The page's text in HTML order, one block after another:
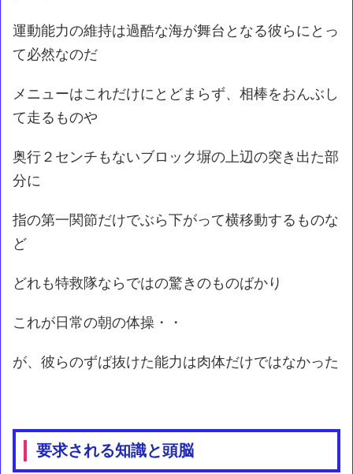
運動能力の維持は過酷な海が舞台となる彼らにとっ
て必然なのだ
メニューはこれだけにとどまらず、相棒をおんぶし
て走るものや
奥行２センチもないブロック塀の上辺の突き出た部
分に
指の第一関節だけでぶら下がって横移動するものな
ど
どれも特救隊ならではの驚きのものばかり
これが日常の朝の体操・・
が、彼らのずば抜けた能力は肉体だけではなかった
要求される知識と頭脳